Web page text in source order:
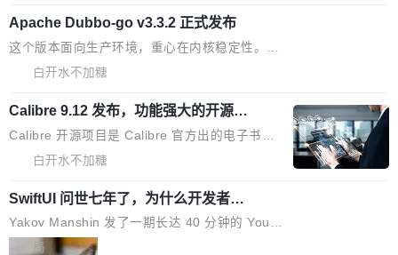
（圈/秒），声音来自真实竹知了录音的 1.72 秒
采样，无缝循环。音频解码失败时，还有一套合
擎是绳系质点模型：重力、弹性绳（只拉不
推）、空气阻力，1/240 秒定步长积...
用东软飞标医学影像标注平台，同样的工作缩短
至4小时，效率提升30倍。 这组数字背后，改变
的不只是速度，而是把医学影像转化为AI能力的
庞大，但不能直接用于训练模型。器官、病灶和
组织边界，必须由专业医生逐层识别、标记和校
的时间。 张医生是某三甲医院放射科副主任医
师，牵头一项腹部肌肉影像课题。他需要在数百
张CT影像上完成像素级精细分割，让系统"...
Apache Dubbo-go v3.3.2 正式发布
这个版本面向生产环境，重心在内核稳定性。我
们彻底收敛了旧配置体系，扩展了 Triple 协议与
理，同时集中修了并发安全、资源泄漏和热路径
性能问题。
白开水不加糖
Calibre 9.12 发布，功能强大的开源电
子书工具
Calibre 开源项目是 Calibre 官方出的电子书管
理工具。它可以查看，转换，编辑和分类所有主
以在 Linux、Windows 和 macOS 上运行。 Cal
ibre 9.12 现已正式发布，此次更新内容如下：
新功能 macOS：在 Connect/Share 按钮中添加
白开水不加糖
SwiftUI 问世七年了，为什么开发者还
在骂它？
Yakov Manshin 发了一期长达 40 分钟的 YouT
ube 视频，标题是"SwiftUI 七年后：一个平庸的
局